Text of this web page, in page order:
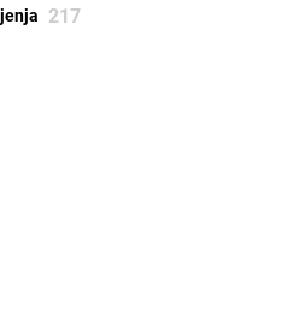
217